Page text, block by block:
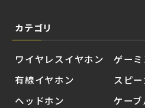
カテゴリ
ワイヤレスイヤホン
有線イヤホン
ヘッドホン
ゲー
スピ
ケーブ